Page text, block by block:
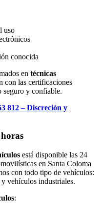
uso
conocida
en técnicas
con las certificaciones
seguro y confiable.
812 – Discreción y
está disponible las 24
en Santa Coloma
con todo tipo de vehículos:
vehículos industriales.
: